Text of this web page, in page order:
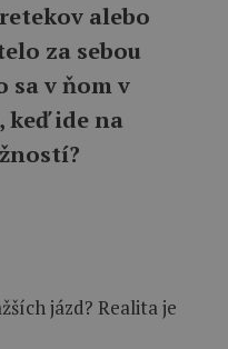
alebo
za sebou
sa v ňom v
ide na